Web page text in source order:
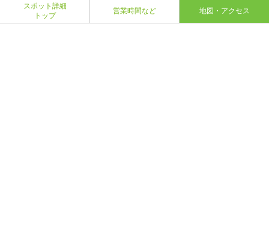
スポット詳細
トップ
営業時間など 地図・アクセス